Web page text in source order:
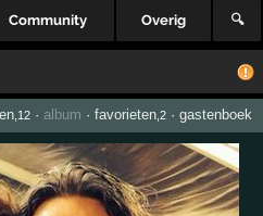
Community Overig 🔍
,12· album · favorieten,2· gastenboek